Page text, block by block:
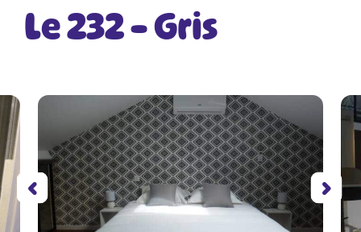
Le 232 – Gris